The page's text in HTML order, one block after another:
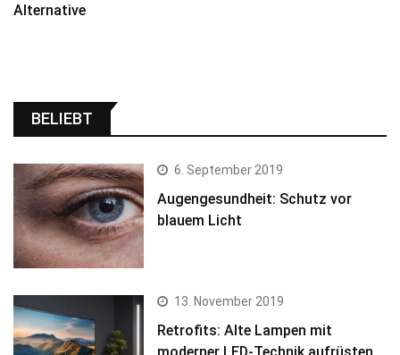
Alternative
BELIEBT
6. September 2019
Augengesundheit: Schutz vor
blauem Licht
13. November 2019
Retrofits: Alte Lampen mit